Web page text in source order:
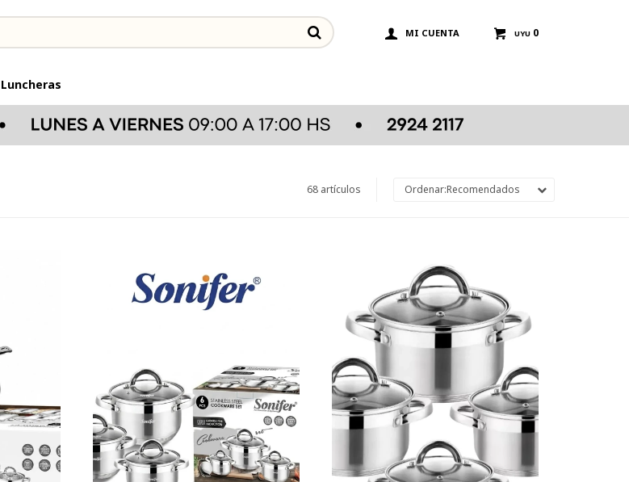
Luncheras
UYU 0
68 artículos Recomendados